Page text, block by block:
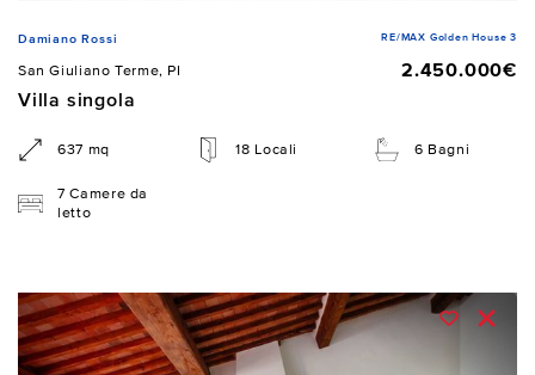
Damiano Rossi RE/MAX Golden House 3
San Giuliano Terme, PI
2.450.000€
Villa singola
637 mq 18 Locali 6 Bagni
7 Camere da
letto